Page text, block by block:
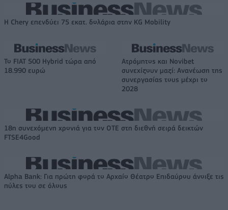
Η Chery επενδύει 75 εκατ. δολάρια στην KG Mobility
Το FIAT 500 Hybrid τώρα από
18.990 ευρώ
Ατρόμητος και Novibet
συνεχίζουν μαζί: Ανανέωση της
συνεργασίας τους μέχρι το
2028
18η συνεχόμενη χρονιά για τον ΟΤΕ στη διεθνή σειρά δεικτών
FTSE4Good
Alpha Bank: Για πρώτη φορά το Αρχαίο Θέατρο Επιδαύρου άνοιξε τις
πύλες του σε όλους